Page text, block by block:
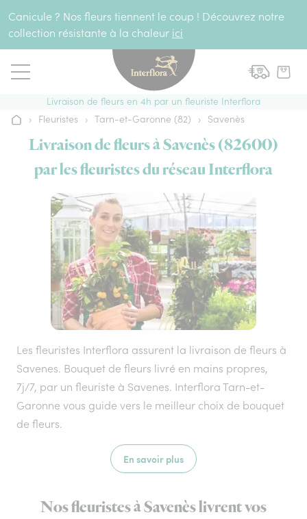
Canicule ? Nos fleurs tiennent le coup ! Découvrez notre
collection résistante à la chaleur ici
Livraison de fleurs en 4h par un fleuriste Interflora
Accueil
› Fleuristes › Tarn-et-Garonne (82) › Savenès
Livraison de fleurs à Savenès (82600)
par les fleuristes du réseau Interflora
Les fleuristes Interflora assurent la livraison de fleurs à
Savenes. Bouquet de fleurs livré en mains propres,
7j/7, par un fleuriste à Savenes. Interflora Tarn-et-
Garonne vous guide vers le meilleur choix de bouquet
de fleurs.
En savoir plus
Nos fleuristes à Savenès livrent vos